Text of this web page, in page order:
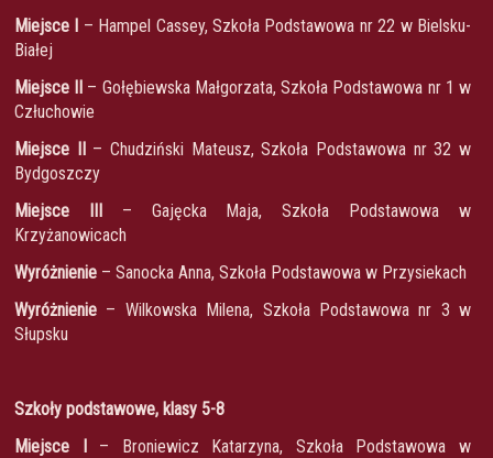
Miejsce I – Hampel Cassey, Szkoła Podstawowa nr 22 w Bielsku-
Białej
Miejsce II – Gołębiewska Małgorzata, Szkoła Podstawowa nr 1 w
Człuchowie
Miejsce II– Chudziński Mateusz, Szkoła Podstawowa nr 32 w
Bydgoszczy
Miejsce III– Gajęcka Maja, Szkoła Podstawowa w
Krzyżanowicach
Wyróżnienie – Sanocka Anna, Szkoła Podstawowa w Przysiekach
Wyróżnienie – Wilkowska Milena, Szkoła Podstawowa nr 3 w
Słupsku
Szkoły podstawowe, klasy 5-8
Miejsce I– Broniewicz Katarzyna, Szkoła Podstawowa w